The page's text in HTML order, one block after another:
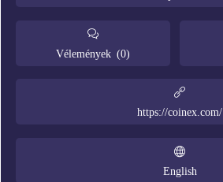
Vélemények (0)
https://coinex.com/
English